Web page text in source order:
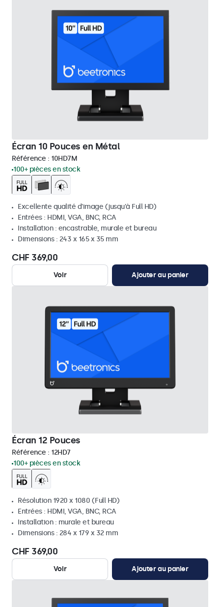
Écran 10 Pouces en Métal
Référence : 10HD7M
100+ pièces en stock
Excellente qualité d'image (jusqu'à Full HD)
Entrées : HDMI, VGA, BNC, RCA
Installation : encastrable, murale et bureau
Dimensions : 243 x 165 x 35 mm
CHF 369,00
Voir Ajouter au panier
Écran 12 Pouces
Référence : 12HD7
100+ pièces en stock
Résolution 1920 x 1080 (Full HD)
Entrées : HDMI, VGA, BNC, RCA
Installation : murale et bureau
Dimensions : 284 x 179 x 32 mm
CHF 369,00
Voir Ajouter au panier